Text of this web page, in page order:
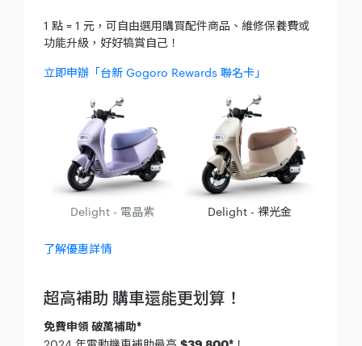
1 點 = 1 元，可自由選用購買配件商品、維修保養費或
功能升級，好好犒賞自己！
立即申辦「台新 Gogoro Rewards 聯名卡」
Delight - 電晶紫 Delight - 裸光金
了解優惠詳情
超高補助 購車還能更划算！
免費申領 破萬補助*
$39,800*